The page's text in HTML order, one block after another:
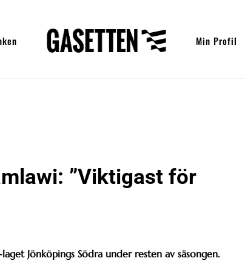
Min Profil
”Viktigast för
Jönköpings Södra under resten av säsongen.